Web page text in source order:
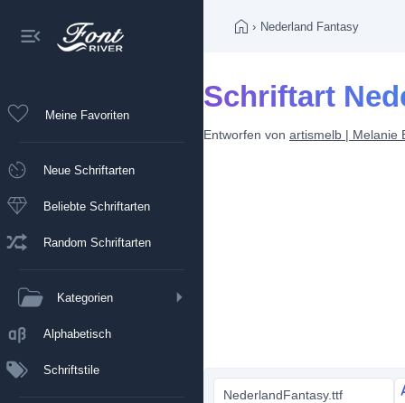
Meine Favoriten
Neue Schriftarten
Beliebte Schriftarten
Random Schriftarten
Kategorien
Alphabetisch
Schriftstile
› Nederland Fantasy
Schriftart
Entworfen von artismelb | Melanie
NederlandFantasy.ttf